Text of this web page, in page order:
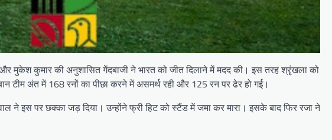
मुकेश कुमार की अनुशासित गेंदबाजी ने भारत को जीत दिलाने में मदद की। इस तरह श्रृंखला को
टीम अंत में 168 रनों का पीछा करने में असमर्थ रही और 125 रन पर ढेर हो गई।
ने इस पर छक्का जड़ दिया। उन्होंने फ्री हिट को स्टैंड में जमा कर मारा। इसके बाद फिर रजा ने